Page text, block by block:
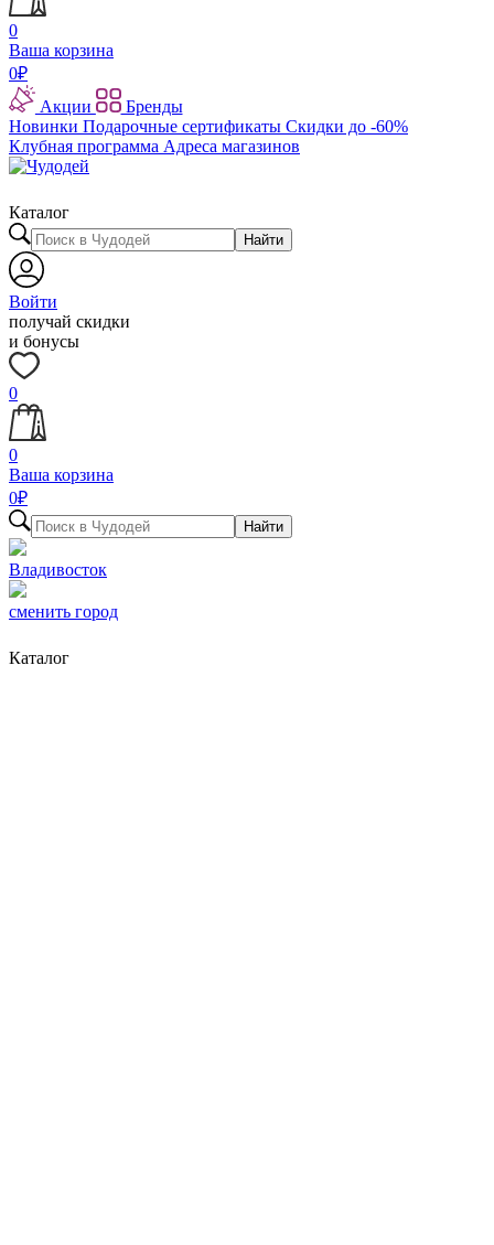
0
Ваша корзина
0₽
Акции
Бренды
Новинки Подарочные сертификаты Скидки до -60%
Клубная программа Адреса магазинов
Каталог
Найти
Войти
получай скидки
и бонусы
0
0
Ваша корзина
0₽
Найти
Владивосток
сменить город
Каталог